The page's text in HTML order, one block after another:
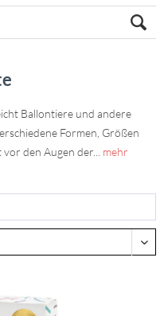
Ballontiere und andere
Formen, Größen
den Augen der... mehr